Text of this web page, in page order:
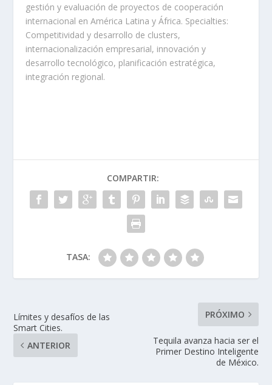
gestión y evaluación de proyectos de cooperación
internacional en América Latina y África. Specialties:
Competitividad y desarrollo de clusters,
internacionalización empresarial, innovación y
desarrollo tecnológico, planificación estratégica,
integración regional.
COMPARTIR:
TASA:
Límites y desafíos de las
Smart Cities.
ANTERIOR
PRÓXIMO
Tequila avanza hacia ser el
Primer Destino Inteligente
de México.